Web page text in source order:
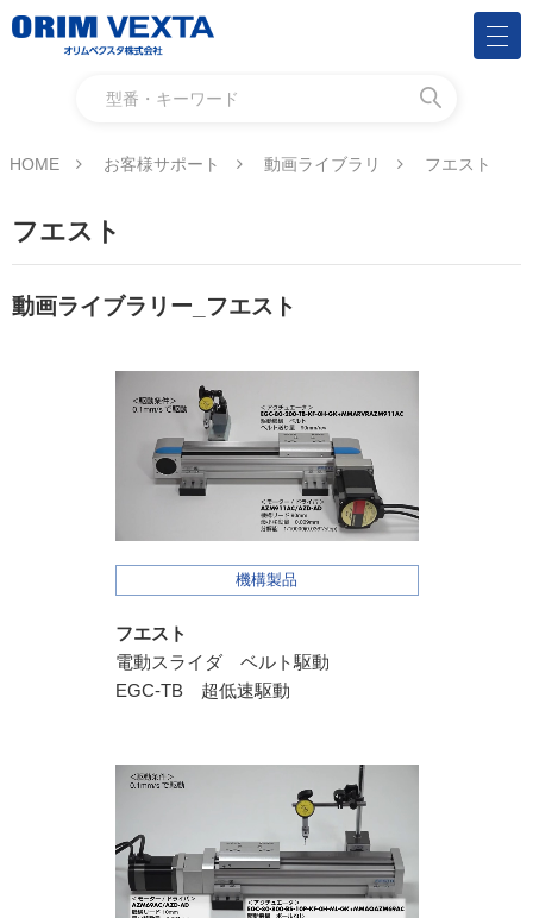
HOME お客様サポート 動画ライブラリ フエスト
フエスト
動画ライブラリー_フエスト
機構製品
フエスト
電動スライダ ベルト駆動
EGC-TB 超低速駆動